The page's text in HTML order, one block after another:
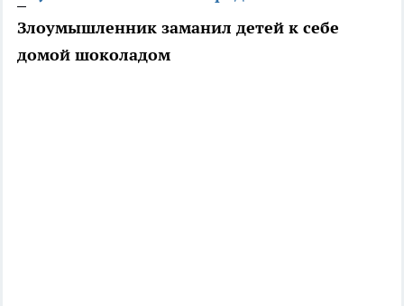
Злоумышленник заманил детей к себе
домой шоколадом